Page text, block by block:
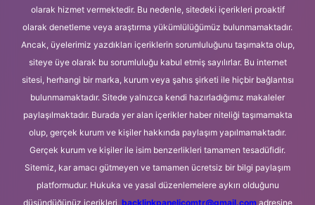
olarak hizmet vermektedir. Bu nedenle, sitedeki içerikleri proaktif
olarak denetleme veya araştırma yükümlülüğümüz bulunmamaktadır.
Ancak, üyelerimiz yazdıkları içeriklerin sorumluluğunu taşımakta olup,
siteye üye olarak bu sorumluluğu kabul etmiş sayılırlar. Bu internet
sitesi, herhangi bir marka, kurum veya şahıs şirketi ile hiçbir bağlantısı
bulunmamaktadır. Sitede yalnızca kendi hazırladığımız makaleler
paylaşılmaktadır. Burada yer alan içerikler haber niteliği taşımamakta
olup, gerçek kurum ve kişiler hakkında paylaşım yapılmamaktadır.
Gerçek kurum ve kişiler ile isim benzerlikleri tamamen tesadüfidir.
Sitemiz, kar amacı gütmeyen ve tamamen ücretsiz bir bilgi paylaşım
platformudur. Hukuka ve yasal düzenlemelere aykırı olduğunu
düşündüğünüz içerikleri, backlinkpanelicomtr@gmail.comadresine